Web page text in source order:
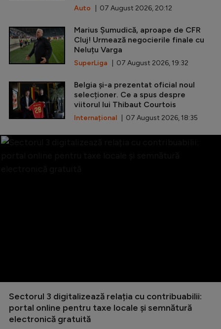
Auto | 07 August 2026, 20:12
Marius Șumudică, aproape de CFR
Cluj! Urmează negocierile finale cu
Neluțu Varga
SuperLiga | 07 August 2026, 19:32
Belgia și-a prezentat oficial noul
selecționer. Ce a spus despre
viitorul lui Thibaut Courtois
Internațional | 07 August 2026, 18:35
Sectorul 3 digitalizează relația cu contribuabilii:
portal online pentru taxe locale și semnătură
electronică gratuită